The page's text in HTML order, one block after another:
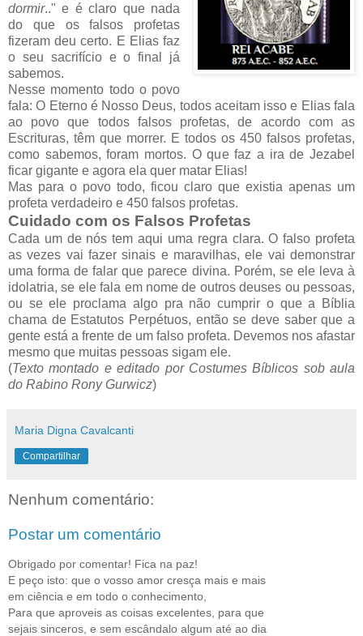
dormir.." e é claro que nada
do que os falsos profetas
fizeram deu certo. E Elias faz
o seu sacrifício e o final já
sabemos.
Nesse momento todo o povo
fala: O Eterno é Nosso Deus, todos aceitam isso e Elias fala
ao povo que todos falsos profetas, de acordo com as
Escrituras, têm que morrer. E todos os 450 falsos profetas,
como sabemos, foram mortos. O que faz a ira de Jezabel
ficar gigante e agora ela quer matar Elias!
Mas para o povo todo, ficou claro que existia apenas um
profeta verdadeiro e 450 falsos profetas.
Cuidado com os Falsos Profetas
Cada um de nós tem aqui uma regra clara. O falso profeta
as vezes vai fazer sinais e maravilhas, ele vai demonstrar
uma forma de falar que parece divina. Porém, se ele leva à
idolatria, se ele fala em nome de outros deuses ou pessoas,
ou se ele proclama algo pra não cumprir o que a Bíblia
chama de Estatutos Perpétuos, então se deve saber que a
gente está a frente de um falso profeta. Devemos nos afastar
mesmo que muitas pessoas sigam ele.
(Texto montado e editado por Costumes Bíblicos sob aula
do Rabino Rony Gurwicz)
Maria Digna Cavalcanti
Compartilhar
Nenhum comentário:
Postar um comentário
Obrigado por comentar! Fica na paz!
E peço isto: que o vosso amor cresça mais e mais
em ciência e em todo o conhecimento,
Para que aproveis as coisas excelentes, para que
sejais sinceros, e sem escândalo algum até ao dia